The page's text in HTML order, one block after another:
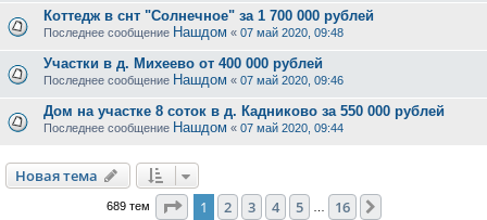
Коттедж в снт "Солнечное" за 1 700 000 рублей
Последнее сообщение Нашдом « 07 май 2020, 09:48
Участки в д. Михеево от 400 000 рублей
Последнее сообщение Нашдом « 07 май 2020, 09:46
Дом на участке 8 соток в д. Кадниково за 550 000 рублей
Последнее сообщение Нашдом « 07 май 2020, 09:44
Новая тема
689 тем Страница из 16
1 2 3 4 5 16